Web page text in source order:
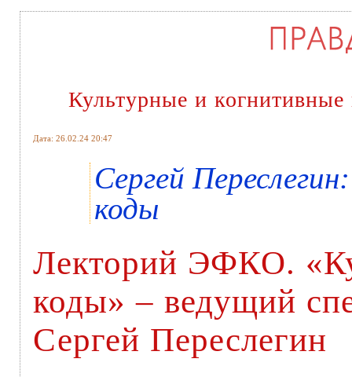
Культурные и когнитивные
Дата: 26.02.24 20:47
Сергей
коды
Лекторий ЭФКО.
коды» – ведущий
Сергей Переслегин